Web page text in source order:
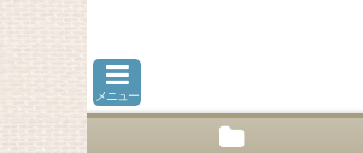
メニュー